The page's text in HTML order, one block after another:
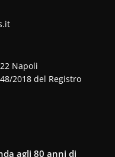
Napoli
2018 del Registro
agli 80 anni di